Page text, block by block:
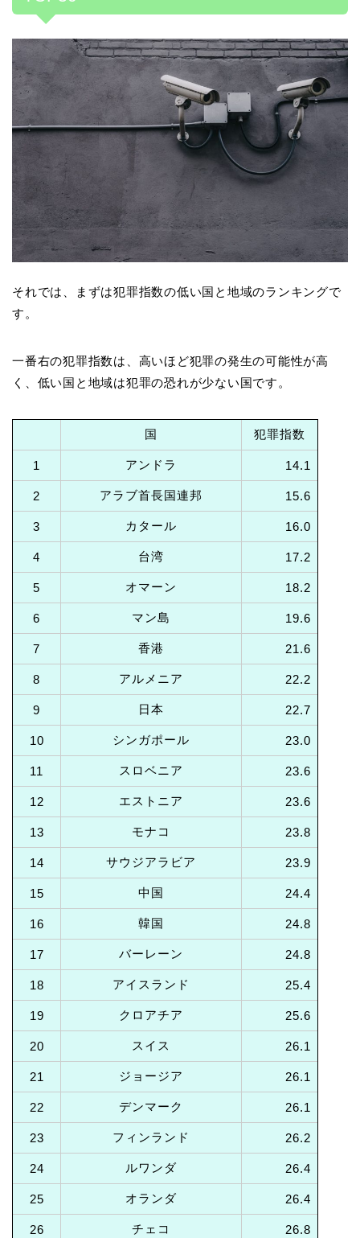
それでは、まずは犯罪指数の低い国と地域のランキングで
す。
一番右の犯罪指数は、高いほど犯罪の発生の可能性が高
く、低い国と地域は犯罪の恐れが少ない国です。
国 犯罪指数
1 アンドラ 14.1
2 アラブ首長国連邦 15.6
3 カタール 16.0
4 台湾 17.2
5 オマーン 18.2
6 マン島 19.6
7 香港 21.6
8 アルメニア 22.2
9 日本 22.7
10 シンガポール 23.0
11 スロベニア 23.6
12 エストニア 23.6
13 モナコ 23.8
14 サウジアラビア 23.9
15 中国 24.4
16 韓国 24.8
17 バーレーン 24.8
18 アイスランド 25.4
19 クロアチア 25.6
20 スイス 26.1
21 ジョージア 26.1
22 デンマーク 26.1
23 フィンランド 26.2
24 ルワンダ 26.4
25 オランダ 26.4
26 チェコ 26.8